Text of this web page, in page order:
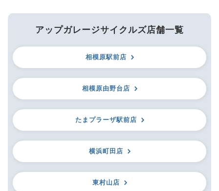
アップガレージサイクルズ店舗一覧
相模原駅前店
相模原由野台店
たまプラーザ駅前店
横浜町田店
東村山店